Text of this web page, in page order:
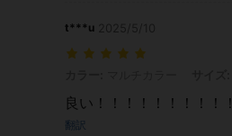
t***u
良い！！！！！！！！！！
翻訳